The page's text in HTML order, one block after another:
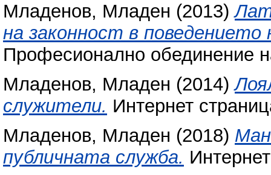
Младенов, Младен (2013)
на законност в
Професионално обединение
Младенов, Младен (2014)
служители. Интернет
Младенов, Младен (2018)
публичната служба.